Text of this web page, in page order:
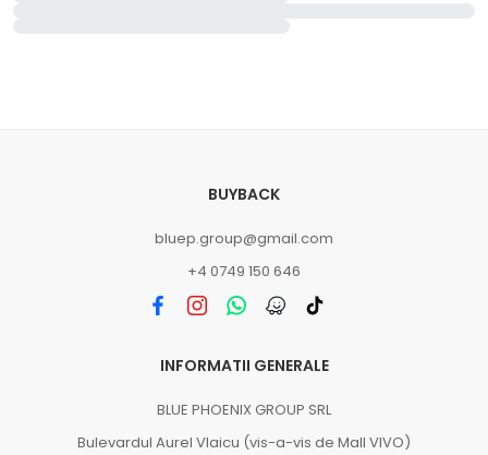
BUYBACK
bluep.group@gmail.com
+4 0749 150 646
INFORMATII GENERALE
BLUE PHOENIX GROUP SRL
Bulevardul Aurel Vlaicu (vis-a-vis de Mall VIVO)